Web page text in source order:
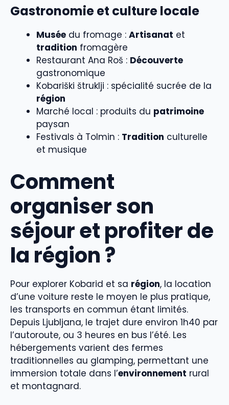
Gastronomie et culture locale
Musée du fromage : Artisanat et
tradition fromagère
Restaurant Ana Roš : Découverte
gastronomique
Kobariški štruklji : spécialité sucrée de la
région
Marché local : produits du patrimoine
paysan
Festivals à Tolmin : Tradition culturelle
et musique
Comment
organiser son
séjour et profiter de
la région ?
Pour explorer Kobarid et sa région, la location
d’une voiture reste le moyen le plus pratique,
les transports en commun étant limités.
Depuis Ljubljana, le trajet dure environ 1h40 par
l’autoroute, ou 3 heures en bus l’été. Les
hébergements varient des fermes
traditionnelles au glamping, permettant une
immersion totale dans l’environnement rural
et montagnard.